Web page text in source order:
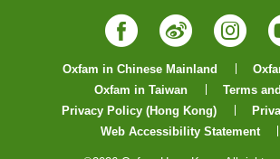
Facebook
Weibo
Oxfam in Chinese Mainland
Oxfam in Taiwan
Terms
Privacy Policy (Hong Kong)
Web Accessibility Statement